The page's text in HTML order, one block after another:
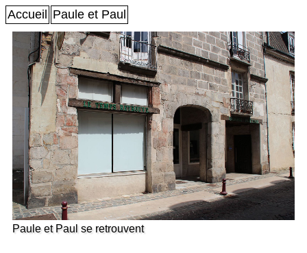
Accueil Paule et Paul
Paule et Paul se retrouvent